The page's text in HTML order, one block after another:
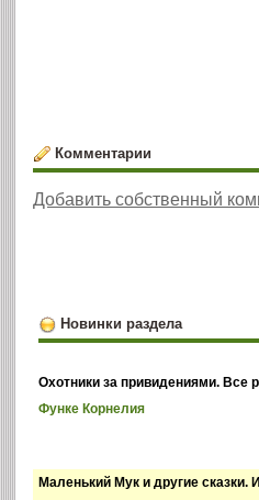
Комментарии
Добавить собственный
Новинки раздела
Охотники за привидениями. Все
Функе Корнелия
Маленький Мук и другие